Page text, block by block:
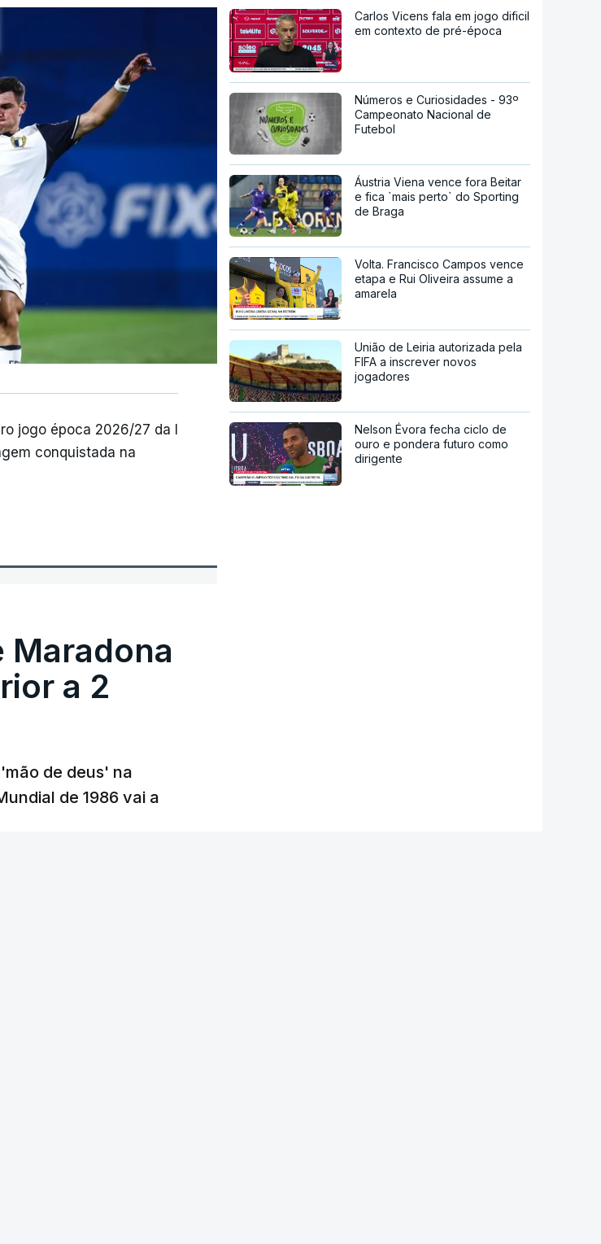
jogo época 2026/27 da I
conquistada na
Maradona
a 2
de deus' na
de 1986 vai a
Carlos Vicens fala em jogo dificil
em contexto de pré-época
Números e Curiosidades - 93º
Campeonato Nacional de
Futebol
Áustria Viena vence fora Beitar
e fica `mais perto` do Sporting
de Braga
Volta. Francisco Campos vence
etapa e Rui Oliveira assume a
amarela
União de Leiria autorizada pela
FIFA a inscrever novos
jogadores
Nelson Évora fecha ciclo de
ouro e pondera futuro como
dirigente